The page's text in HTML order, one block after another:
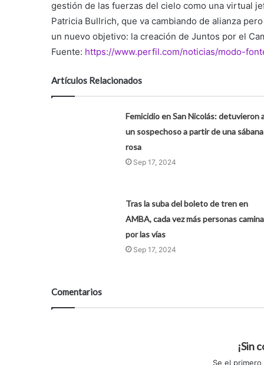
gestión de las fuerzas del cielo como una virtual
Patricia Bullrich, que va cambiando de alianza
un nuevo objetivo: la creación de Juntos por el
Fuente: https://www.perfil.com/noticias/modo-
Artículos Relacionados
Femicidio en San Nicolás: detuvieron
un sospechoso a partir de una sábana
rosa
Sep 17, 2024
Tras la suba del boleto de tren en
AMBA, cada vez más personas
por las vías
Sep 17, 2024
Comentarios
¡Sin
Se el